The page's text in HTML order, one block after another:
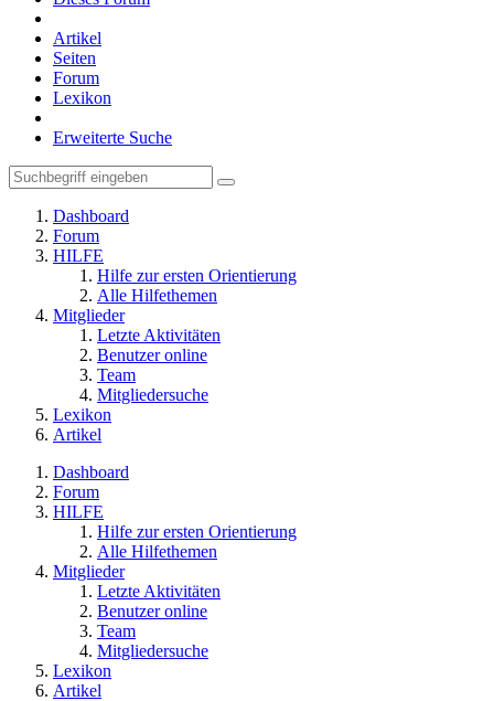
Artikel
Seiten
Forum
Lexikon
Erweiterte Suche
Dashboard
Forum
HILFE
Hilfe zur ersten Orientierung
Alle Hilfethemen
Mitglieder
Letzte Aktivitäten
Benutzer online
Team
Mitgliedersuche
Lexikon
Artikel
Dashboard
Forum
HILFE
Hilfe zur ersten Orientierung
Alle Hilfethemen
Mitglieder
Letzte Aktivitäten
Benutzer online
Team
Mitgliedersuche
Lexikon
Artikel